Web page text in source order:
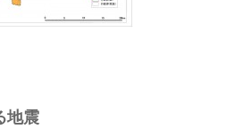
地震